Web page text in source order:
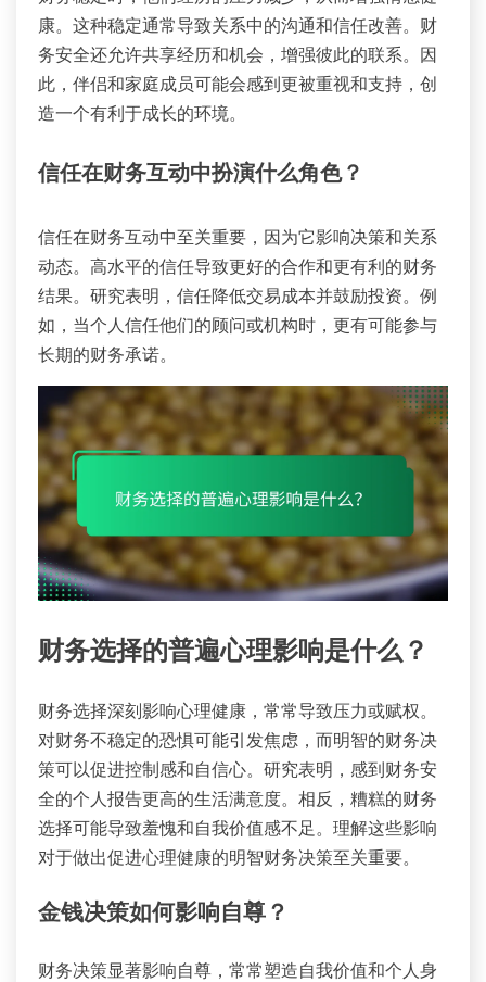
康。这种稳定通常导致关系中的沟通和信任改善。财
务安全还允许共享经历和机会，增强彼此的联系。因
此，伴侣和家庭成员可能会感到更被重视和支持，创
造一个有利于成长的环境。
信任在财务互动中扮演什么角色？
信任在财务互动中至关重要，因为它影响决策和关系
动态。高水平的信任导致更好的合作和更有利的财务
结果。研究表明，信任降低交易成本并鼓励投资。例
如，当个人信任他们的顾问或机构时，更有可能参与
长期的财务承诺。
财务选择的普遍心理影响是什么？
财务选择深刻影响心理健康，常常导致压力或赋权。
对财务不稳定的恐惧可能引发焦虑，而明智的财务决
策可以促进控制感和自信心。研究表明，感到财务安
全的个人报告更高的生活满意度。相反，糟糕的财务
选择可能导致羞愧和自我价值感不足。理解这些影响
对于做出促进心理健康的明智财务决策至关重要。
金钱决策如何影响自尊？
财务决策显著影响自尊，常常塑造自我价值和个人身